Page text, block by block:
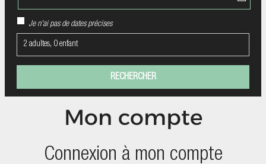
Je n'ai pas de dates précises
2 adultes, 0 enfant
Mon compte
Connexion à mon compte